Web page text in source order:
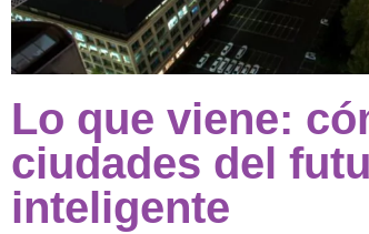
Lo que viene:
ciudades del
inteligente